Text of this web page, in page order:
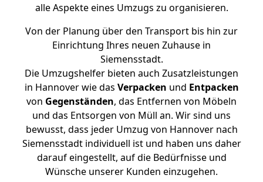
alle Aspekte eines Umzugs zu organisieren.
Von der Planung über den Transport bis hin zur
Einrichtung Ihres neuen Zuhause in
Siemensstadt.
Die Umzugshelfer bieten auch Zusatzleistungen
in Hannover wie das Verpacken und Entpacken
von Gegenständen, das Entfernen von Möbeln
und das Entsorgen von Müll an. Wir sind uns
bewusst, dass jeder Umzug von Hannover nach
Siemensstadt individuell ist und haben uns daher
darauf eingestellt, auf die Bedürfnisse und
Wünsche unserer Kunden einzugehen.